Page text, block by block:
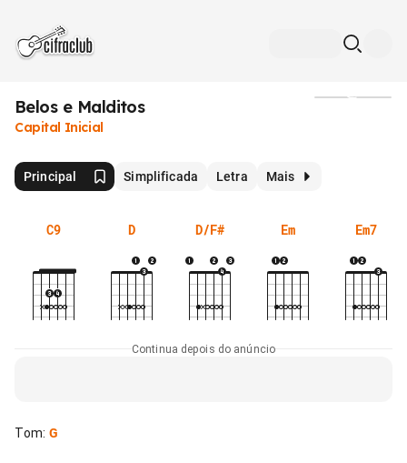
Belos e Malditos
Capital Inicial
Principal Simplificada Letra Mais
C9 D D/F# Em Em7
Continua depois do anúncio
Tom: G